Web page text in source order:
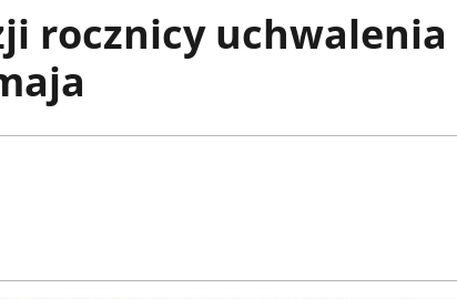
rocznicy uchwalenia